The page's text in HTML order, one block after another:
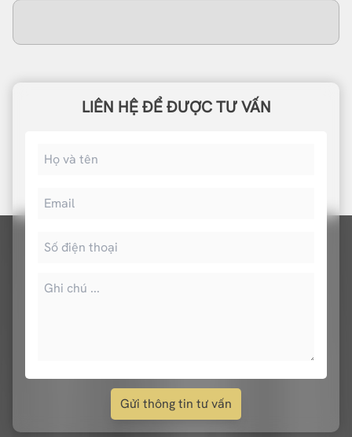
LIÊN HỆ ĐỂ ĐƯỢC TƯ VẤN
Gửi thông tin tư vấn